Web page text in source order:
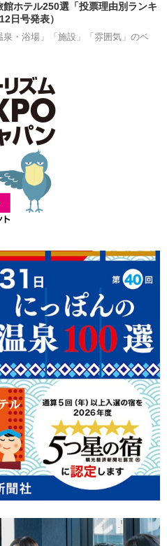
ホテル250選「投票理由別ランキ
日号発表）
泉・浴場」「施設」「雰囲気」のベ